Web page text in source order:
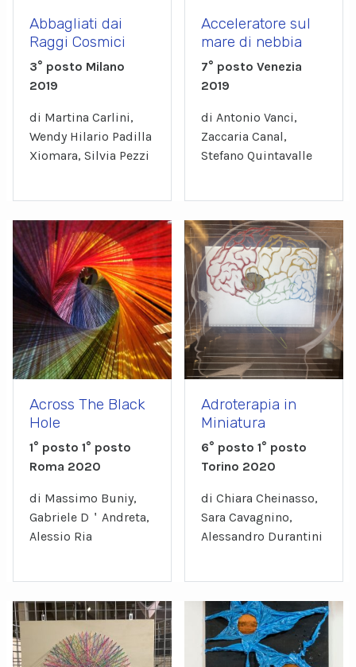
Abbagliati dai
Raggi Cosmici
3° posto Milano
2019
di Martina Carlini,
Wendy Hilario Padilla
Xiomara, Silvia Pezzi
Acceleratore sul
mare di nebbia
7° posto Venezia
2019
di Antonio Vanci,
Zaccaria Canal,
Stefano Quintavalle
Across The Black
Hole
1° posto 1° posto
Roma 2020
di Massimo Buniy,
Gabriele D＇Andreta,
Alessio Ria
Adroterapia in
Miniatura
6° posto 1° posto
Torino 2020
di Chiara Cheinasso,
Sara Cavagnino,
Alessandro Durantini